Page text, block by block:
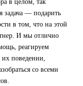
в целом, так
задача — подарить
в том, что на этой
И мы отлично
реагируем
их поведении,
со всеми